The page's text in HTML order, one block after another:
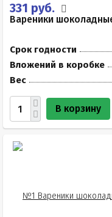
331 руб.
Вареники
Срок годности
Вложений в коробке
Вес
В корзину